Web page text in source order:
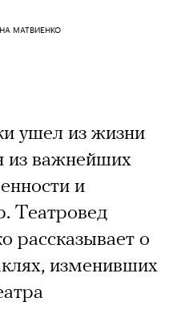
МАТВИЕНКО
ушел из жизни
из важнейших
и
Театровед
рассказывает о
изменивших